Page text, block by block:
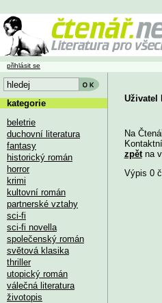
Uživatel
Na
zpětna
Výpis 0
přihlásit se
kategorie
beletrie
duchovní literatura
fantasy
historický román
horror
krimi
kultovní román
partnerské vztahy
sci-fi
sci-fi novella
společenský román
světová klasika
thriller
utopický román
válečná literatura
životopis